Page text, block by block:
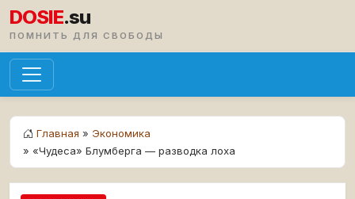
DOSIE.su
ПОМНИТЬ ДЛЯ СВОБОДЫ
Главная » Экономика
» «Чудеса» Блумберга — разводка лоха